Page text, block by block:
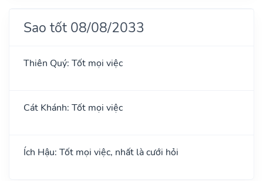
Sao tốt 08/08/2033
Thiên Quý: Tốt mọi việc
Cát Khánh: Tốt mọi việc
Ích Hậu: Tốt mọi việc, nhất là cưới hỏi